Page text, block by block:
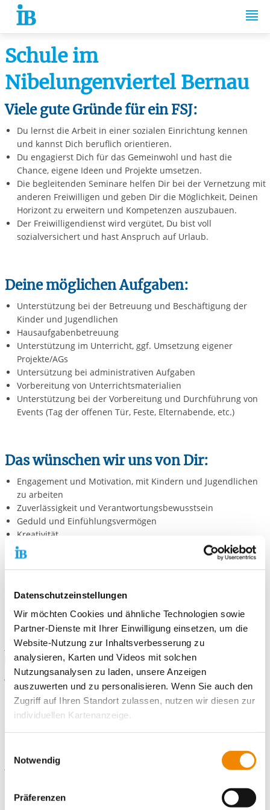
Datenschutzeinstellungen
Wir möchten Cookies und ähnliche Technologien sowie
Partner-Dienste mit Ihrer Einwilligung einsetzen, um die
Website-Nutzung zur Inhaltsverbesserung zu
analysieren, Karten und Videos mit solchen
Nutzungsanalysen zu laden, unsere Anzeigen
auszuwerten und zu personalisieren. Wenn Sie auch den
Zugriff auf Ihren Standort zulassen, nutzen wir diesen zur
individuellen Kartenanzeige.
unsere Partner Daten wie Ihre IP-Adresse und
verarbeiten diese zusammen mit Daten von anderen
Websites. Die Partner erkennen mitunter auch, wenn Sie
zum Website-Besuch verschiedene Geräte verwenden,
Notwendig
Präferenzen
Springe zum Inhalt
Schule im
Nibelungenviertel Bernau
Viele gute Gründe für ein FSJ:
Du lernst die Arbeit in einer sozialen Einrichtung kennen
und kannst Dich beruflich orientieren.
Du engagierst Dich für das Gemeinwohl und hast die
Chance, eigene Ideen und Projekte umsetzen.
Die begleitenden Seminare helfen Dir bei der Vernetzung mit
anderen Freiwilligen und geben Dir die Möglichkeit, Deinen
Horizont zu erweitern und Kompetenzen auszubauen.
Der Freiwilligendienst wird vergütet, Du bist voll
sozialversichert und hast Anspruch auf Urlaub.
Deine möglichen Aufgaben:
Unterstützung bei der Betreuung und Beschäftigung der
Kinder und Jugendlichen
Hausaufgabenbetreuung
Unterstützung im Unterricht, ggf. Umsetzung eigener
Projekte/AGs
Untersützung bei administrativen Aufgaben
Vorbereitung von Unterrichtsmaterialien
Unterstützung bei der Vorbereitung und Durchführung von
Events (Tag der offenen Tür, Feste, Elternabende, etc.)
Das wünschen wir uns von Dir:
Engagement und Motivation, mit Kindern und Jugendlichen
zu arbeiten
Zuverlässigkeit und Verantwortungsbewusstsein
Geduld und Einfühlungsvermögen
Kreativität
Kommunikative Fähigkeiten
Teamfähigkeit und Flexibilität
Selbstständigkeit
Informiere Dich aufwww.ib-berlin.de/fwd-bbnound sende
Deine Bewerbungsunterlagen anfreiwilligendienste-
neuenhagen@ib.de. Du kannst auch gern unseren
Bewerbungsbogennutzen.
Wir freuen uns auf Deine Bewerbung!
E-Mail schreiben
Standort